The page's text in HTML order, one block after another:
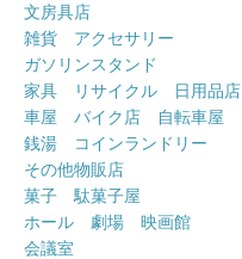
文房具店
雑貨 アクセサリー
ガソリンスタンド
家具 リサイクル 日用品店
車屋 バイク店 自転車屋
銭湯 コインランドリー
その他物販店
菓子 駄菓子屋
ホール 劇場 映画館
会議室